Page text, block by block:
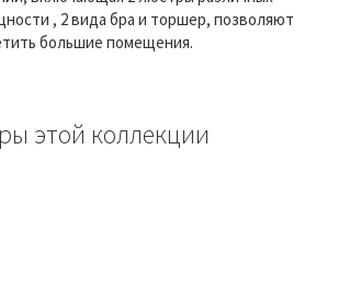
, 2 вида бра и торшер, позволяют
большие помещения.
этой коллекции